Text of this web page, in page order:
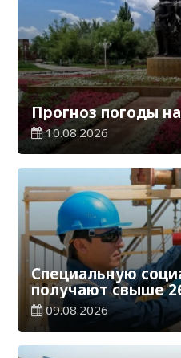
Прогноз погоды на
10.08.2026
Специальную
получают свыше
работников,
условиях труда
09.08.2026